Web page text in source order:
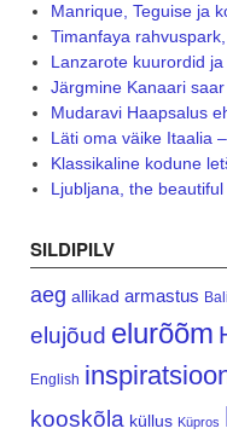
Manrique, Teguise ja
Timanfaya
Lanzarote kuurordid
Järgmine Kanaari
Mudaravi Haapsalus
Läti oma väike Itaalia
Klassikaline kodune
Ljubljana, the
SILDIPILV
aeg allikad armastus Bali
elujõud elurõõm
English
kooskõla küllus Küpros